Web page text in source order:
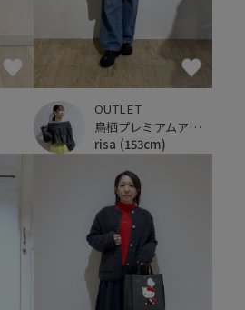
OUTLET
鳥栖プレミアムアウトレット
risa (153cm)